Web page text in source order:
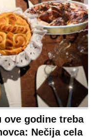
ove godine treba
Nečija cela